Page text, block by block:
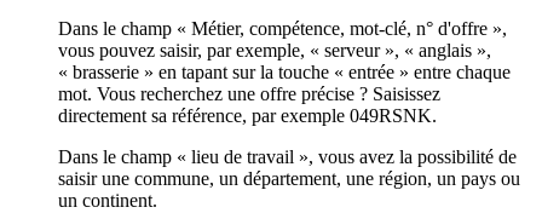
Dans le champ « Métier, compétence, mot-clé, n° d'offre »,
vous pouvez saisir, par exemple, « serveur », « anglais »,
« brasserie » en tapant sur la touche « entrée » entre chaque
mot. Vous recherchez une offre précise ? Saisissez
directement sa référence, par exemple 049RSNK.
Dans le champ « lieu de travail », vous avez la possibilité de
saisir une commune, un département, une région, un pays ou
un continent.